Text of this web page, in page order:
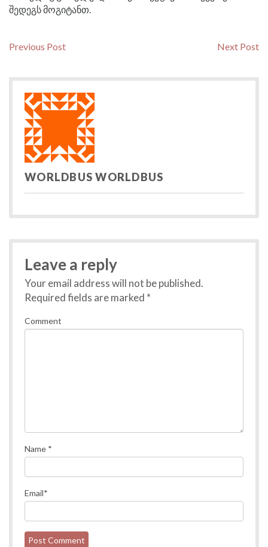
შედეგს მოგიტანთ.
Post
Previous PostPrevious
Next Post
WORLDBUS WORLDBUS
Leave a reply
Your email address will not be published.
Required fields are marked *
Comment
Name *
Email*